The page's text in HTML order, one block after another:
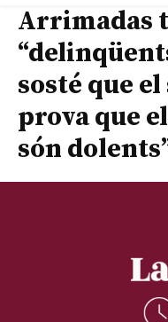
Arrimadas
sosté que
prova que
són